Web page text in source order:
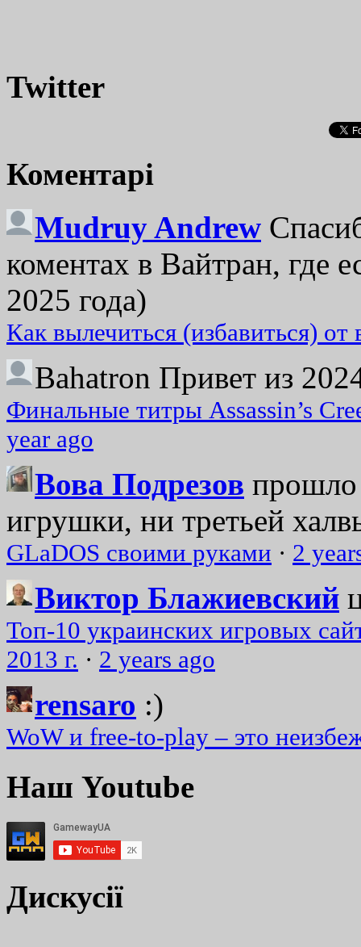
Twitter
Коментарі
Mudruy Andrew
коментах в Вайтран, где
2025 года)
Как вылечиться (избавиться)
Bahatron Привет из
Финальные титры Assassin’s
year ago
Вова Подрезов прошло
игрушки, ни третьей
GLaDOS своими руками · 2
Виктор Блажиевский
Топ-10 украинских игровых
2013 г. · 2 years ago
rensaro :)
WoW и free-to-play – это
Наш Youtube
Дискусії